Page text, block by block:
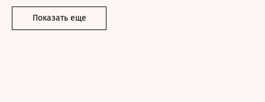
Показать еще